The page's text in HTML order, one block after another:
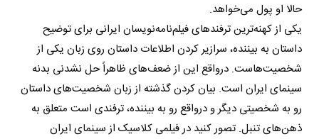
حالا او پول می‌خواهد.
یکی از کهنه‌ترین ترفندهای فیلم‌نامه‌نویسان ایرانی برای توضیح
داستان به بیننده، سرازیر کردن اطلاعات داستان روی زبان یکی از
شخصیت‌هاست. درواقع این از ضعف‌های ظاهراً حل نشدنی بدنه
سینمای ایران است. بیان کردن گذشته از زبان شخصیت‌های داستان
رو به شخصیتی دیگر و درواقع رو به بیننده، ترفندی است متعلق به
ذهن‌های تنبل. تصور کنید در فیلمی کلاسیک از سینمای ایران